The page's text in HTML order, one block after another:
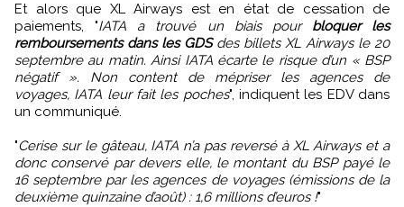
Et alors que XL Airways est en état de cessation de
paiements, "IATA a trouvé un biais pour bloquer les
remboursements dans les GDSdes billets XL Airways le 20
septembre au matin. Ainsi IATA écarte le risque d’un « BSP
négatif ». Non content de mépriser les agences de
voyages, IATA leur fait les poches", indiquent les EDV dans
un communiqué.
"Cerise sur le gâteau, IATA n’a pas reversé à XL Airways et a
donc conservé par devers elle, le montant du BSP payé le
16 septembre par les agences de voyages (émissions de la
deuxième quinzaine d’août) : 1,6 millions d’euros !"